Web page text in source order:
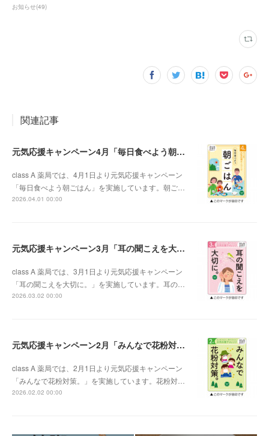
お知らせ(49)
関連記事
元気応援キャンペーン4月「毎日食べよう朝ごはん」
class A 薬局では、4月1日より元気応援キャンペーン
「毎日食べよう朝ごはん」を実施しています。朝ご…
2026.04.01 00:00
元気応援キャンペーン3月「耳の聞こえを大切に。」
class A 薬局では、3月1日より元気応援キャンペーン
「耳の聞こえを大切に。」を実施しています。耳の…
2026.03.02 00:00
元気応援キャンペーン2月「みんなで花粉対策。」
class A 薬局では、2月1日より元気応援キャンペーン
「みんなで花粉対策。」を実施しています。花粉対…
2026.02.02 00:00